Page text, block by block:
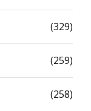
(329)
(259)
(258)